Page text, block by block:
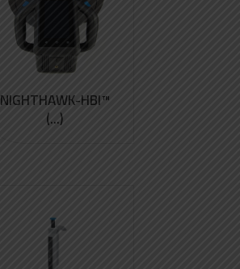
NIGHTHAWK-HBI™
(...)